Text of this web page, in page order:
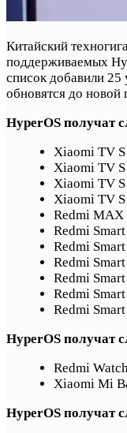
Китайский
поддерживаемых
список добавили 25
обновятся до новой
HyperOS получат
Xiaomi TV
Xiaomi TV
Xiaomi TV
Xiaomi TV
Redmi MAX
Redmi
Redmi
Redmi
Redmi
Redmi
Redmi
HyperOS получат
Redmi
Xiaomi Mi
HyperOS получат